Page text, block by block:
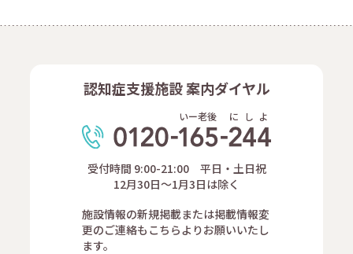
認知症支援施設 案内ダイヤル
いー老後 に し よ
受付時間 9:00-21:00 平日・土日祝
12月30日～1月3日は除く
施設情報の新規掲載または掲載情報変
更のご連絡もこちらよりお願いいたし
ます。